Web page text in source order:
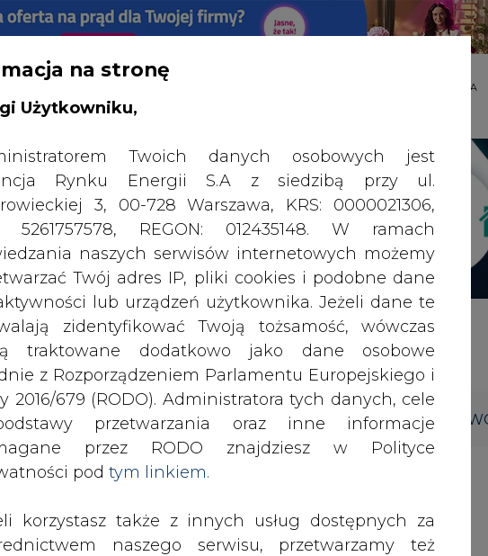
ZMIANY KADROWE NA RYNKU CIEPŁOWNICTWO
na stronę
Użytkowniku,
Twoich danych osobowych jest
Rynku Energii S.A z siedzibą przy ul.
3, 00-728 Warszawa, KRS: 0000021306,
5261757578, REGON: 012435148. W ramach
naszych serwisów internetowych możemy
Twój adres IP, pliki cookies i podobne dane
lub urządzeń użytkownika. Jeżeli dane te
zidentyfikować Twoją tożsamość, wówczas
traktowane dodatkowo jako dane osobowe
z Rozporządzeniem Parlamentu Europejskiego i
2016/679 (RODO). Administratora tych danych, cele
przetwarzania oraz inne informacje
przez RODO znajdziesz w Polityce
pod tym linkiem.
korzystasz także z innych usług dostępnych za
naszego serwisu, przetwarzamy też
Analiza rentowności grup taryfowych dla energii elektrycznej w
drukuj skomentuj udostępnij: